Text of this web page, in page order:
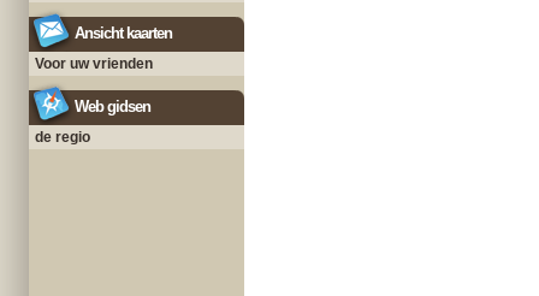
Ansicht kaarten
Voor uw vrienden
Web gidsen
de regio